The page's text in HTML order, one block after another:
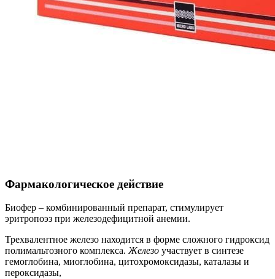
Фармакологическое действие
Биофер – комбинированный препарат, стимулирует
эритропоэз при железодефицитной анемии.
Трехвалентное железо находится в форме сложного гидроксид
полимальтозного комплекса.Железо участвует в синтезе
гемоглобина, миоглобина, цитохромоксидазы, каталазы и
пероксидазы,